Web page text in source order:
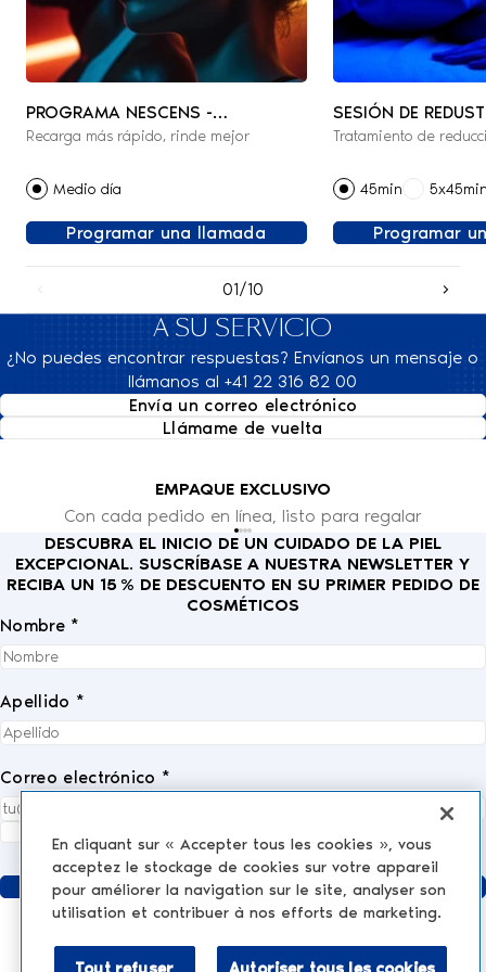
PROGRAMA NESCENS -
RECOVERY
Recarga más rápido, rinde mejor
Medio día
Programar una llamada
SESIÓN DE
Tratamiento de
45min
Programar
01/10
A SU SERVICIO
¿No puedes encontrar respuestas? Envíanos un mensaje o
llámanos al +41 22 316 82 00
Envía un correo electrónico
Llámame de vuelta
EMPAQUE EXCLUSIVO
Con cada pedido en línea, listo para regalar
DESCUBRA EL INICIO DE UN CUIDADO DE LA PIEL
EXCEPCIONAL. SUSCRÍBASE A NUESTRA NEWSLETTER Y
RECIBA UN 15 % DE DESCUENTO EN SU PRIMER PEDIDO DE
COSMÉTICOS
Nombre *
Apellido *
Correo electrónico *
Enviar
En cliquant sur « Accepter tous les cookies », vous
acceptez le stockage de cookies sur votre appareil
pour améliorer la navigation sur le site, analyser son
utilisation et contribuer à nos efforts de marketing.